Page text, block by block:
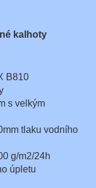
kalhoty
B810
s velkým
tlaku vodního
g/m2/24h
úpletu